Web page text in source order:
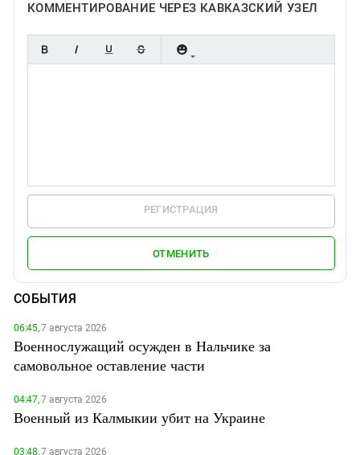
КОММЕНТИРОВАНИЕ ЧЕРЕЗ КАВКАЗСКИЙ УЗЕЛ
РЕГИСТРАЦИЯ
ОТМЕНИТЬ
СОБЫТИЯ
06:45,7 августа 2026
Военнослужащий осужден в Нальчике за
самовольное оставление части
04:47,7 августа 2026
Военный из Калмыкии убит на Украине
03:48,7 августа 2026